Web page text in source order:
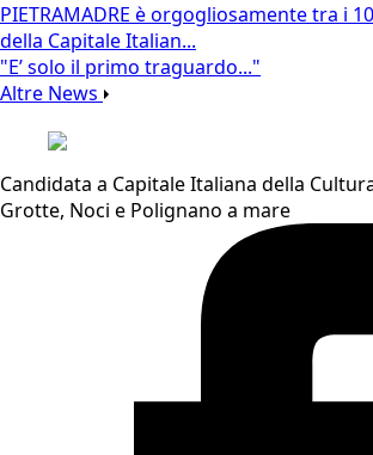
PIETRAMADRE è orgogliosamente tra i
della Capitale Italian...
"E’ solo il primo traguardo..."
Altre News
Candidata a Capitale Italiana della
Grotte, Noci e Polignano a mare